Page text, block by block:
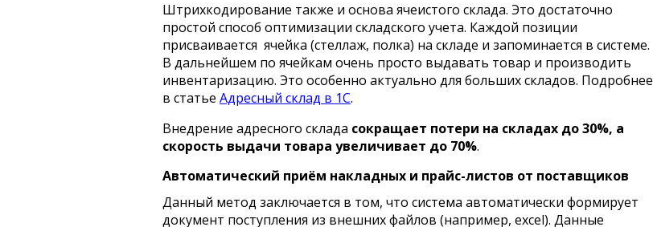
Штрихкодирование также и основа ячеистого склада. Это достаточно
простой способ оптимизации складского учета. Каждой позиции
присваивается ячейка (стеллаж, полка) на складе и запоминается в системе.
В дальнейшем по ячейкам очень просто выдавать товар и производить
инвентаризацию. Это особенно актуально для больших складов. Подробнее
в статье Адресный склад в 1С.
Внедрение адресного склада сокращает потери на складах до 30%, а
скорость выдачи товара увеличивает до 70%.
Автоматический приём накладных и прайс-листов от поставщиков
Данный метод заключается в том, что система автоматически формирует
документ поступления из внешних файлов (например, excel). Данные